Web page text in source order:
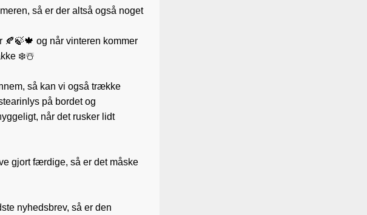
så er der altså også noget
🍂🍃🍁 og når vinteren kommer
❄️☃️
så kan vi også trække
på bordet og
når det rusker lidt
gjort færdige, så er det måske
nyhedsbrev, så er den